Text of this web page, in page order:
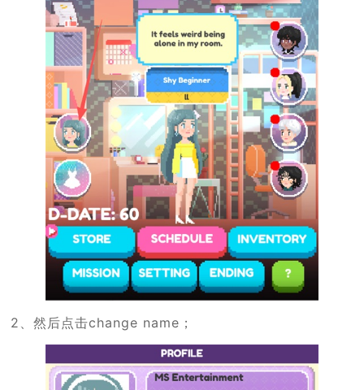
2、然后点击change name；